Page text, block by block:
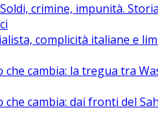
crimine, impunità.
complicità italiane e
cambia: la tregua tra
cambia: dai fronti del